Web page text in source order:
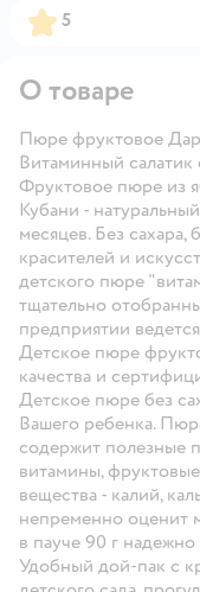
Рейтинг:
5
О товаре
Пюре фруктовое
Витаминный салатик
Фруктовое пюре из
Кубани -
месяцев. Без сахара,
красителей и
детского пюре
тщательно
предприятии
Детское пюре
качества и
Детское пюре без
Вашего ребенка.
содержит полезные
витамины,
вещества - калий,
непременно оценит
в пауче 90 г
Удобный дой-пак с